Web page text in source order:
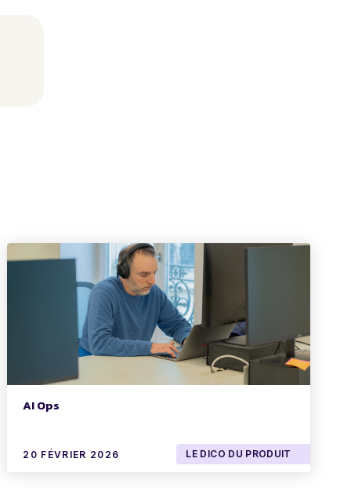
AI Ops
20 FÉVRIER 2026 LE DICO DU PRODUIT